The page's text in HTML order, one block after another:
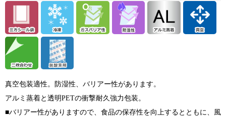
真空包装適性。防湿性、バリアー性があります。
アルミ蒸着と透明PETの衝撃耐久強力包装。
■バリアー性がありますので、食品の保存性を向上するとともに、風